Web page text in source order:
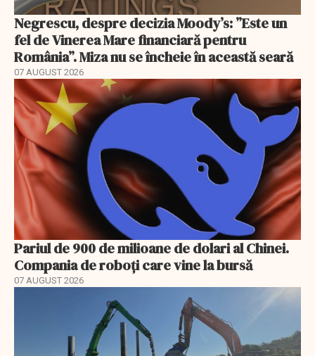
Negrescu, despre decizia Moody’s: ”Este un
fel de Vinerea Mare financiară pentru
România”. Miza nu se încheie în această seară
07 AUGUST 2026
Pariul de 900 de milioane de dolari al Chinei.
Compania de roboți care vine la bursă
07 AUGUST 2026